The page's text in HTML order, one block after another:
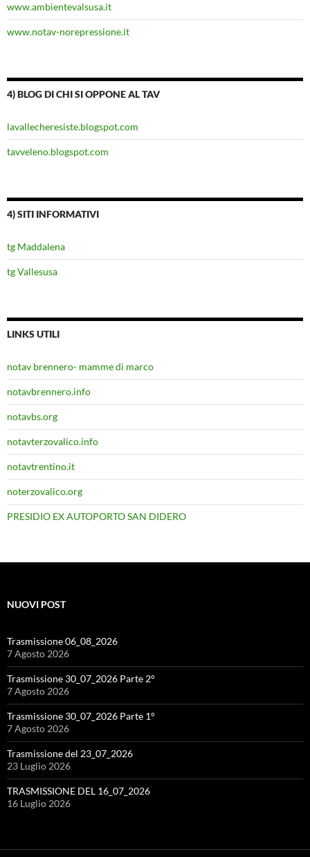
www.ambientevalsusa.it
www.notav-norepressione.it
4) BLOG DI CHI SI OPPONE AL TAV
lavallecheresiste.blogspot.com
tavveleno.blogspot.com
4) SITI INFORMATIVI
tg Maddalena
tg Vallesusa
LINKS UTILI
notav brennero- mamme di marco
notavbrennero.info
notavbs.org
notavterzovalico.info
notavtrentino.it
noterzovalico.org
PRESIDIO EX AUTOPORTO SAN DIDERO
NUOVI POST
Trasmissione 06_08_2026
7 Agosto 2026
Trasmissione 30_07_2026 Parte 2°
7 Agosto 2026
Trasmissione 30_07_2026 Parte 1°
7 Agosto 2026
Trasmissione del 23_07_2026
23 Luglio 2026
TRASMISSIONE DEL 16_07_2026
16 Luglio 2026